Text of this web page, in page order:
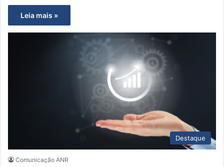
Leia mais »
Destaque
Comunicação ANR